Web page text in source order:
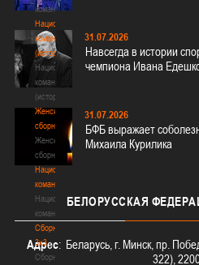
команда
Национальная
команда
(история)
Национальная
команда
(история)
Женские
сборные
Женские
сборные
Национальная
команда
Национальная
команда
Сборные
3х3
Сборные
31.07.2026
Навсегда в истории
чемпиона Ивана
31.07.2026
БФБ выражает
Михаила Курилика
БЕЛОРУССКАЯ
Адрес: Беларусь, г. Минск, пр.
322),